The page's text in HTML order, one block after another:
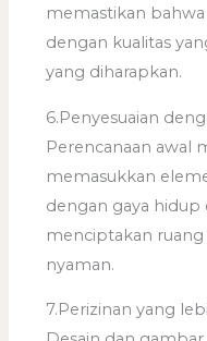
memastikan
dengan kualitas
yang diharapkan.
6.Penyesuaian
Perencanaan awal
memasukkan
dengan gaya
menciptakan
nyaman.
7.Perizinan yang